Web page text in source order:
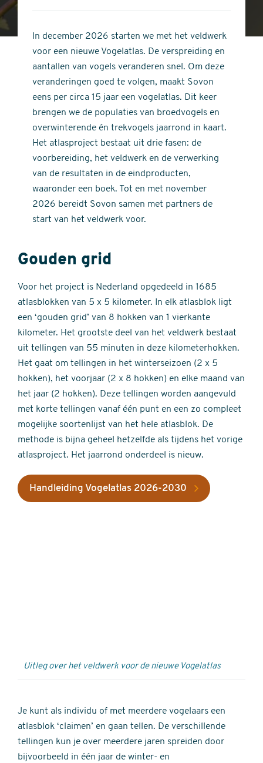
stars
of
stars
In december 2026 starten we met het veldwerk
voor een nieuwe Vogelatlas. De verspreiding en
aantallen van vogels veranderen snel. Om deze
veranderingen goed te volgen, maakt Sovon
eens per circa 15 jaar een vogelatlas. Dit keer
brengen we de populaties van broedvogels en
overwinterende én trekvogels jaarrond in kaart.
Het atlasproject bestaat uit drie fasen: de
voorbereiding, het veldwerk en de verwerking
van de resultaten in de eindproducten,
waaronder een boek. Tot en met november
2026 bereidt Sovon samen met partners de
start van het veldwerk voor.
Gouden grid
Voor het project is Nederland opgedeeld in 1685
atlasblokken van 5 x 5 kilometer. In elk atlasblok ligt
een ‘gouden grid’ van 8 hokken van 1 vierkante
kilometer. Het grootste deel van het veldwerk bestaat
uit tellingen van 55 minuten in deze kilometerhokken.
Het gaat om tellingen in het winterseizoen (2 x 5
hokken), het voorjaar (2 x 8 hokken) en elke maand van
het jaar (2 hokken). Deze tellingen worden aangevuld
met korte tellingen vanaf één punt en een zo compleet
mogelijke soortenlijst van het hele atlasblok. De
methode is bijna geheel hetzelfde als tijdens het vorige
atlasproject. Het jaarrond onderdeel is nieuw.
Handleiding Vogelatlas 2026-2030
Uitleg over het veldwerk voor de nieuwe Vogelatlas
Je kunt als individu of met meerdere vogelaars een
atlasblok ‘claimen’ en gaan tellen. De verschillende
tellingen kun je over meerdere jaren spreiden door
bijvoorbeeld in één jaar de winter- en